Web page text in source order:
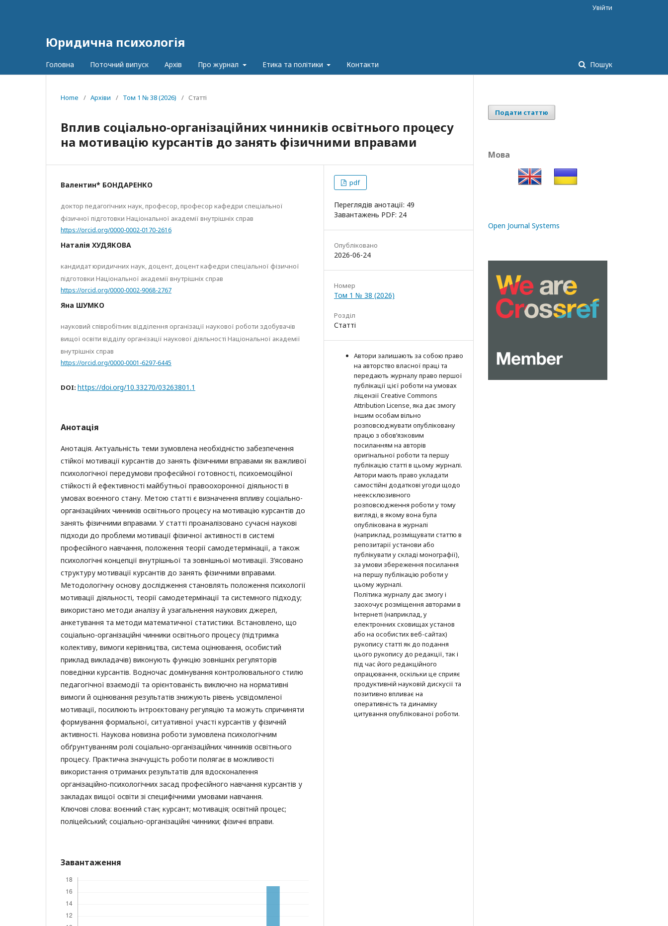
Юридична психологія
Головна Поточний випуск Архів Про журнал Етика та політики Контакти Пошук
Увійти
Home / Архіви / Том 1 № 38 (2026) / Статті
Вплив соціально-організаційних чинників освітнього процесу
на мотивацію курсантів до занять фізичними вправами
Валентин* БОНДАРЕНКО
доктор педагогічних наук, професор, професор кафедри спеціальної
фізичної підготовки Національної академії внутрішніх справ
https://orcid.org/0000-0002-0170-2616
Наталія ХУДЯКОВА
кандидат юридичних наук, доцент, доцент кафедри спеціальної фізичної
підготовки Національної академії внутрішніх справ
https://orcid.org/0000-0002-9068-2767
Яна ШУМКО
науковий співробітник відділення організації наукової роботи здобувачів
вищої освіти відділу організації наукової діяльності Національної академії
внутрішніх справ
https://orcid.org/0000-0001-6297-6445
DOI: https://doi.org/10.33270/03263801.1
Анотація
Анотація. Актуальність теми зумовлена необхідністю забезпечення
стійкої мотивації курсантів до занять фізичними вправами як важливої
психологічної передумови професійної готовності, психоемоційної
стійкості й ефективності майбутньої правоохоронної діяльності в
умовах воєнного стану. Метою статті є визначення впливу соціально-
організаційних чинників освітнього процесу на мотивацію курсантів до
занять фізичними вправами. У статті проаналізовано сучасні наукові
підходи до проблеми мотивації фізичної активності в системі
професійного навчання, положення теорії самодетермінації, а також
психологічні концепції внутрішньої та зовнішньої мотивації. З’ясовано
структуру мотивації курсантів до занять фізичними вправами.
Методологічну основу дослідження становлять положення психології
мотивації діяльності, теорії самодетермінації та системного підходу;
використано методи аналізу й узагальнення наукових джерел,
анкетування та методи математичної статистики. Встановлено, що
соціально-організаційні чинники освітнього процесу (підтримка
колективу, вимоги керівництва, система оцінювання, особистий
приклад викладачів) виконують функцію зовнішніх регуляторів
поведінки курсантів. Водночас домінування контролювального стилю
педагогічної взаємодії та орієнтованість виключно на нормативні
вимоги й оцінювання результатів знижують рівень усвідомленої
мотивації, посилюють інтроєктовану регуляцію та можуть спричиняти
формування формальної, ситуативної участі курсантів у фізичній
активності. Наукова новизна роботи зумовлена психологічним
обґрунтуванням ролі соціально-організаційних чинників освітнього
процесу. Практична значущість роботи полягає в можливості
використання отриманих результатів для вдосконалення
організаційно-психологічних засад професійного навчання курсантів у
закладах вищої освіти зі специфічними умовами навчання.
Ключові слова: воєнний стан; курсант; мотивація; освітній процес;
поліцейський; соціально-організаційні чинники; фізичні вправи.
Завантаження
pdf
Переглядів анотації: 49
Завантажень PDF: 24
Опубліковано
2026-06-24
Номер
Том 1 № 38 (2026)
Розділ
Статті
Автори залишають за собою право
на авторство власної праці та
передають журналу право першої
публікації цієї роботи на умовах
ліцензії Creative Commons
Attribution License, яка дає змогу
іншим особам вільно
розповсюджувати опубліковану
працю з обов’язковим
посиланням на авторів
оригінальної роботи та першу
публікацію статті в цьому журналі.
Автори мають право укладати
самостійні додаткові угоди щодо
неексклюзивного
розповсюдження роботи у тому
вигляді, в якому вона була
опублікована в журналі
(наприклад, розміщувати статтю в
репозитарії установи або
публікувати у складі монографії),
за умови збереження посилання
на першу публікацію роботи у
цьому журналі.
Політика журналу дає змогу і
заохочує розміщення авторами в
Інтернеті (наприклад, у
електронних сховищах установ
або на особистих веб-сайтах)
рукопису статті як до подання
цього рукопису до редакції, так і
під час його редакційного
опрацювання, оскільки це сприяє
продуктивній науковій дискусії та
позитивно впливає на
оперативність та динаміку
цитування опублікованої роботи.
Подати статтю
Мова
Open Journal Systems